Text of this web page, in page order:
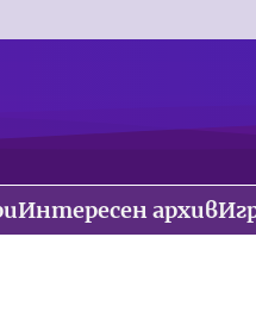
Интересен архив